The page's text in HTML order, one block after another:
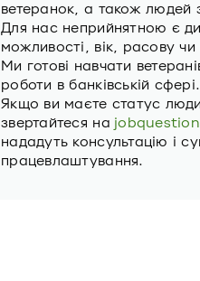
ветеранок, а також людей
Для нас неприйнятною є
можливості, вік, расову чи
Ми готові навчати
роботи в банківській сфері.
Якщо ви маєте статус
звертайтеся на
нададуть консультацію і
працевлаштування.